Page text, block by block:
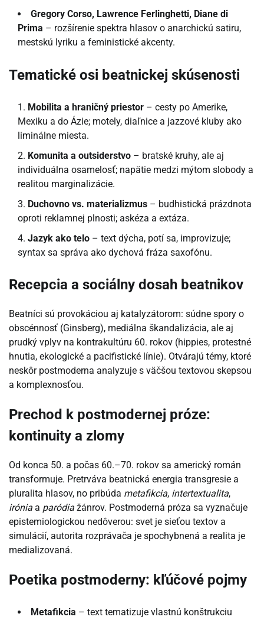
Gregory Corso, Lawrence Ferlinghetti, Diane di
Prima – rozšírenie spektra hlasov o anarchickú satiru,
mestskú lyriku a feministické akcenty.
Tematické osi beatnickej skúsenosti
Mobilita a hraničný priestor – cesty po Amerike,
Mexiku a do Ázie; motely, diaľnice a jazzové kluby ako
liminálne miesta.
Komunita a outsiderstvo – bratské kruhy, ale aj
individuálna osamelosť; napätie medzi mýtom slobody a
realitou marginalizácie.
Duchovno vs. materializmus – budhistická prázdnota
oproti reklamnej plnosti; askéza a extáza.
Jazyk ako telo – text dýcha, potí sa, improvizuje;
syntax sa správa ako dychová fráza saxofónu.
Recepcia a sociálny dosah beatnikov
Beatníci sú provokáciou aj katalyzátorom: súdne spory o
obscénnosť (Ginsberg), mediálna škandalizácia, ale aj
prudký vplyv na kontrakultúru 60. rokov (hippies, protestné
hnutia, ekologické a pacifistické línie). Otvárajú témy, ktoré
neskôr postmoderna analyzuje s väčšou textovou skepsou
a komplexnosťou.
Prechod k postmodernej próze:
kontinuity a zlomy
Od konca 50. a počas 60.–70. rokov sa americký román
transformuje. Pretrváva beatnická energia transgresie a
pluralita hlasov, no pribúda metafikcia, intertextualita,
irónia a paródia žánrov. Postmoderná próza sa vyznačuje
epistemiologickou nedôverou: svet je sieťou textov a
simulácií, autorita rozprávača je spochybnená a realita je
medializovaná.
Poetika postmoderny: kľúčové pojmy
Metafikcia – text tematizuje vlastnú konštrukciu